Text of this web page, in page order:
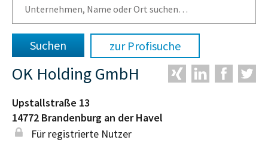
zur Profisuche
OK Holding GmbH
Upstallstraße 13
14772 Brandenburg an der Havel
Für registrierte Nutzer